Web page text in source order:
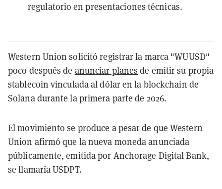
regulatorio en presentaciones técnicas.
Western Union solicitó registrar la marca "WUUSD"
poco después de anunciar planes de emitir su propia
stablecoin vinculada al dólar en la blockchain de
Solana durante la primera parte de 2026.
El movimiento se produce a pesar de que Western
Union afirmó que la nueva moneda anunciada
públicamente, emitida por Anchorage Digital Bank,
se llamaría USDPT.